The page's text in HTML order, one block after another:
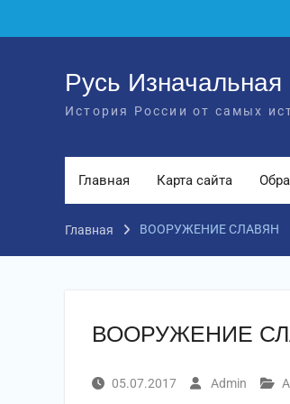
Русь Изначальная
История России от самых
Главная Карта сайта
Главная ВООРУЖЕНИЕ СЛАВЯН
ВООРУЖЕНИЕ
05.07.2017 Admin